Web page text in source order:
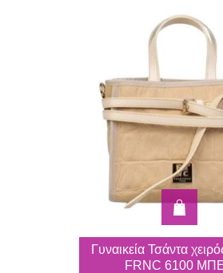
Γυναικεία Τσάντα
FRNC 6100